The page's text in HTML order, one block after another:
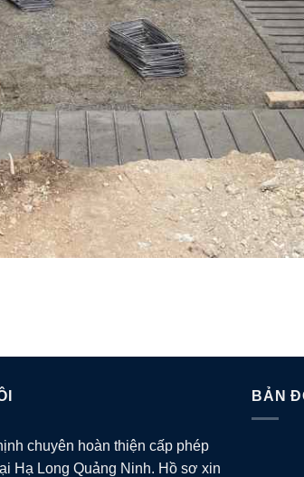
chuyên hoàn thiện cấp phép
Hạ Long Quảng Ninh. Hồ sơ xin
BẢN